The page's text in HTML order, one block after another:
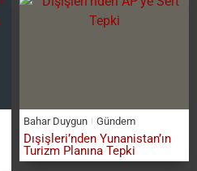
Bahar Duygun Gündem
Dışişleri’nden Yunanistan’ın
Turizm Planına Tepki